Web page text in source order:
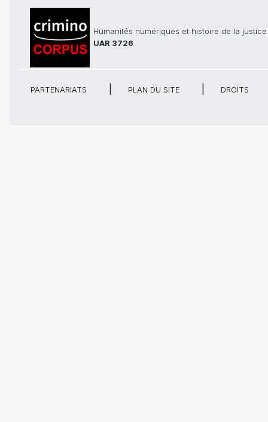
Humanités numériques et histoire de la justice
UAR 3726
PARTENARIATS PLAN DU SITE DROITS